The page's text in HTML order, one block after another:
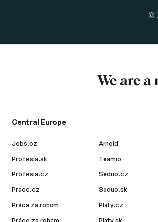
©
We are a
Central Europe
Jobs.cz
Profesia.sk
Profesia.cz
Prace.cz
Práca za rohom
Práce za rohem
Arnold
Teamio
Seduo.cz
Seduo.sk
Platy.cz
Platy.sk